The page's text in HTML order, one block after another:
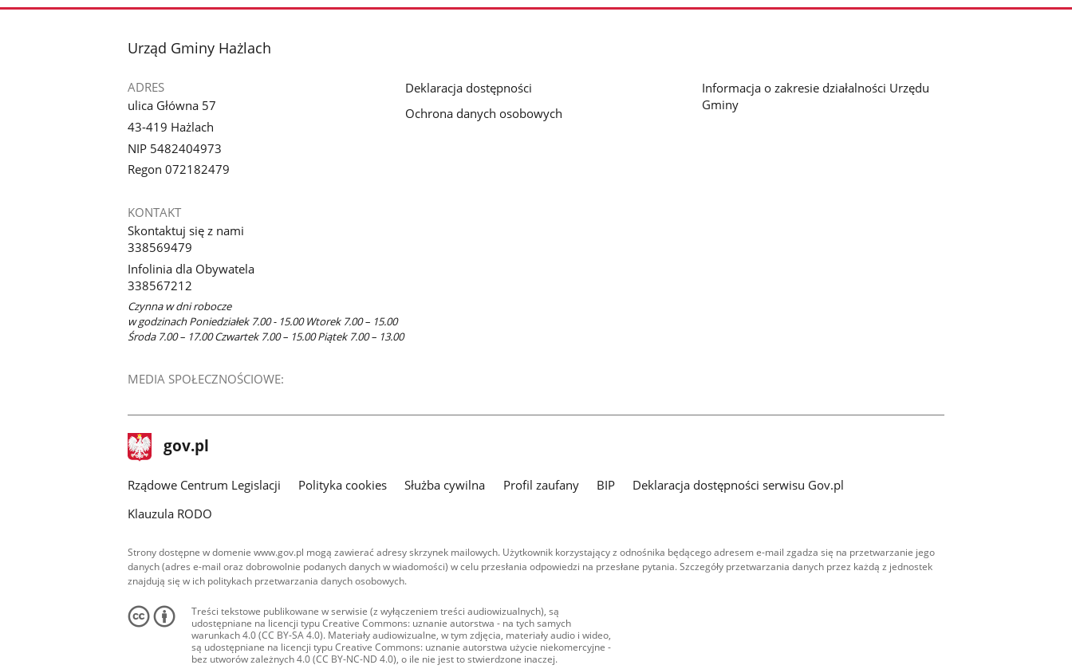
stopka
Urząd Gminy Hażlach
ADRES
ulica Główna 57
43-419 Hażlach
NIP 5482404973
Regon 072182479
KONTAKT
Skontaktuj się z nami
338569479
Infolinia dla Obywatela
338567212
Czynna w dni robocze
w godzinach Poniedziałek 7.00 - 15.00 Wtorek 7.00 – 15.00
Środa 7.00 – 17.00 Czwartek 7.00 – 15.00 Piątek 7.00 – 13.00
MEDIA SPOŁECZNOŚCIOWE:
Deklaracja dostępności
Ochrona danych osobowych
Informacja o zakresie działalności Urzędu
Gminy
stopka
gov.pl Strona
gov.pl
Rządowe Centrum Legislacji Polityka cookies Służba cywilna Profil zaufany BIP
Deklaracja dostępności serwisu Gov.pl
Klauzula RODO
Strony dostępne w domenie www.gov.pl mogą zawierać adresy skrzynek mailowych. Użytkownik korzystający z odnośnika będącego adresem e-mail zgadza się na przetwarzanie jego
danych (adres e-mail oraz dobrowolnie podanych danych w wiadomości) w celu przesłania odpowiedzi na przesłane pytania. Szczegóły przetwarzania danych przez każdą z jednostek
znajdują się w ich politykach przetwarzania danych osobowych.
Treści tekstowe publikowane w serwisie (z wyłączeniem treści audiowizualnych), są
udostępniane na licencji typu Creative Commons: uznanie autorstwa - na tych samych
warunkach 4.0 (CC BY-SA 4.0). Materiały audiowizualne, w tym zdjęcia, materiały audio i wideo,
są udostępniane na licencji typu Creative Commons: uznanie autorstwa użycie niekomercyjne -
bez utworów zależnych 4.0 (CC BY-NC-ND 4.0), o ile nie jest to stwierdzone inaczej.